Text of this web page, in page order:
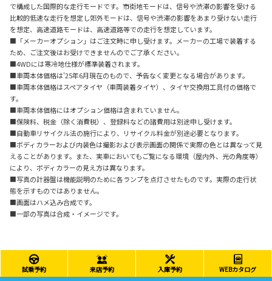
で構成した国際的な走行モードです。市街地モードは、信号や渋滞の影響を受ける
比較的低速な走行を想定し郊外モードは、信号や渋滞の影響をあまり受けない走行
を想定、高速道路モードは、高速道路等での走行を想定しています。
■「メーカーオプション」はご注文時に申し受けます。メーカーの工場で装着する
ため、ご注文後はお受けできませんのでご了承ください。
■4WDには寒冷地仕様が標準装着されます。
■車両本体価格は'25年6月現在のもので、予告なく変更となる場合があります。
■車両本体価格はスペアタイヤ（車両装着タイヤ）、タイヤ交換用工具付の価格で
す。
■車両本体価格にはオプション価格は含まれていません。
■保険料、税金（除く消費税）、登録料などの諸費用は別途申し受けます。
■自動車リサイクル法の施行により、リサイクル料金が別途必要となります。
■ボディカラーおよび内装色は撮影および表示画面の関係で実際の色とは異なって見
えることがあります。また、実車においてもご覧になる環境（屋内外、光の角度等）
により、ボディカラーの見え方は異なります。
■写真の計器盤は機能説明のために各ランプを点灯させたものです。実際の走行状
態を示すものではありません。
■画面はハメ込み合成です。
■一部の写真は合成・イメージです。
試乗予約 来店予約 入庫予約 WEBカタログ